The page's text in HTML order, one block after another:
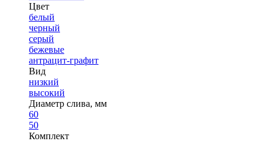
Цвет
белый
черный
серый
бежевые
антрацит-графит
Вид
низкий
высокий
Диаметр слива, мм
60
50
Комплект